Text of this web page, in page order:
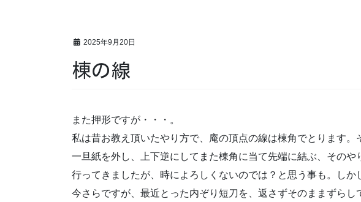
2025年9月20日
棟の線
また押形ですが・・・。
私は昔お教え頂いたやり方で、庵の頂点の線は棟角でとります。
一旦紙を外し、上下逆にしてまた棟角に当て先端に結ぶ、そのや
行ってきましたが、時によろしくないのでは？と思う事も。しか
今さらですが、最近とった内ぞり短刀を、返さずそのままずらし